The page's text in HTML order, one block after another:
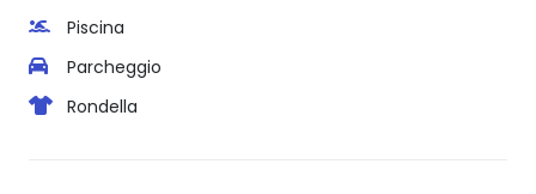
Piscina
Parcheggio
Rondella